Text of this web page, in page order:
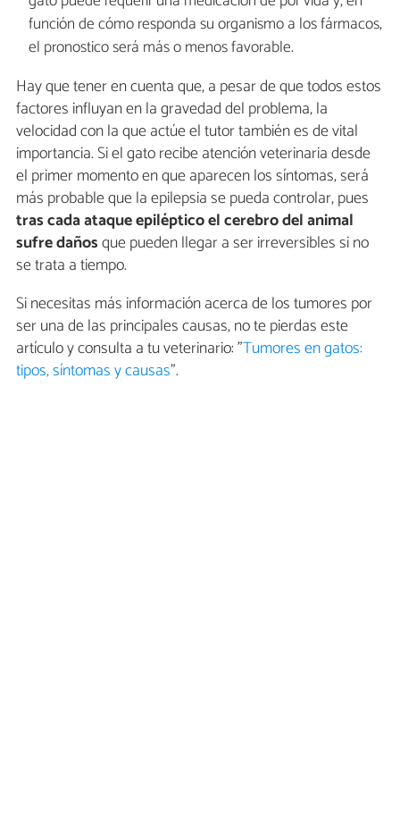
función de cómo responda su organismo a los fármacos,
el pronostico será más o menos favorable.
Hay que tener en cuenta que, a pesar de que todos estos
factores influyan en la gravedad del problema, la
velocidad con la que actúe el tutor también es de vital
importancia. Si el gato recibe atención veterinaria desde
el primer momento en que aparecen los síntomas, será
más probable que la epilepsia se pueda controlar, pues
tras cada ataque epiléptico el cerebro del animal
sufre dañosque pueden llegar a ser irreversibles si no
se trata a tiempo.
Si necesitas más información acerca de los tumores por
ser una de las principales causas, no te pierdas este
artículo y consulta a tu veterinario: "Tumores en gatos:
tipos, síntomas y causas".